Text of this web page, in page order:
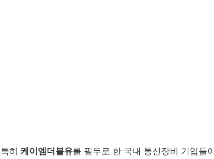
히 케이엠더블유를 필두로 한 국내 통신장비 기업들이